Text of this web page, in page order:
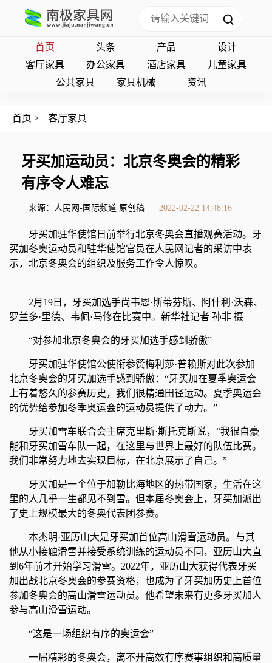
首页 头条 产品
设计
客厅家具
办公家具 酒店家具
儿童家具
公共家具
家具机械 资讯
首页 > 客厅家具
牙买加运动员：北京冬奥会的精彩
有序令人难忘
来源：人民网-国际频道 原创稿 2022-02-22 14:48:16
牙买加驻华使馆日前举行北京冬奥会直播观赛活动。牙
买加冬奥运动员和驻华使馆官员在人民网记者的采访中表
示，北京冬奥会的组织及服务工作令人惊叹。
2月19日，牙买加选手尚韦恩·斯蒂芬斯、阿什利·沃森、
罗兰多·里德、韦佩·马修在比赛中。新华社记者 孙非 摄
“对参加北京冬奥会的牙买加选手感到骄傲”
牙买加驻华使馆公使衔参赞梅利莎·普赖斯对此次参加
北京冬奥会的牙买加选手感到骄傲：“牙买加在夏季奥运会
上有着悠久的参赛历史，我们很精通田径运动。夏季奥运会
的优势给参加冬季奥运会的运动员提供了动力。”
牙买加雪车联合会主席克里斯·斯托克斯说，“我很自豪
能和牙买加雪车队一起，在这里与世界上最好的队伍比赛。
我们非常努力地去实现目标，在北京展示了自己。”
牙买加是一个位于加勒比海地区的热带国家，生活在这
里的人几乎一生都见不到雪。但本届冬奥会上，牙买加派出
了史上规模最大的冬奥代表团参赛。
本杰明·亚历山大是牙买加首位高山滑雪运动员。与其
他从小接触滑雪并接受系统训练的运动员不同，亚历山大直
到6年前才开始学习滑雪。2022年，亚历山大获得代表牙买
加出战北京冬奥会的参赛资格，也成为了牙买加历史上首位
参加冬奥会的高山滑雪运动员。他希望未来有更多牙买加人
参与高山滑雪运动。
“这是一场组织有序的奥运会”
一届精彩的冬奥会，离不开高效有序赛事组织和高质量